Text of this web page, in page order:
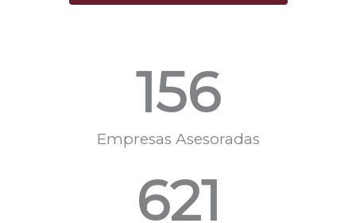
Empresas Asesoradas
156
621